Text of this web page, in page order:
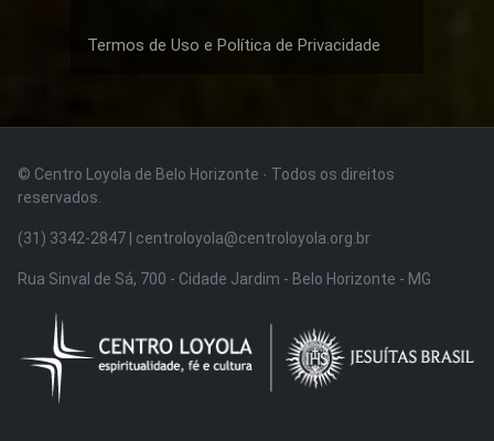
Termos de Uso e Política de Privacidade
© Centro Loyola de Belo Horizonte · Todos os direitos
reservados.
(31) 3342-2847 | centroloyola@centroloyola.org.br
Rua Sinval de Sá, 700 - Cidade Jardim - Belo Horizonte - MG